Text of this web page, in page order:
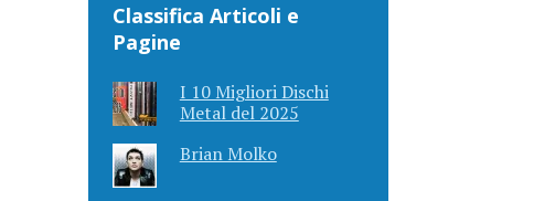
Classifica Articoli e
Pagine
I 10 Migliori Dischi
Metal del 2025
Brian Molko